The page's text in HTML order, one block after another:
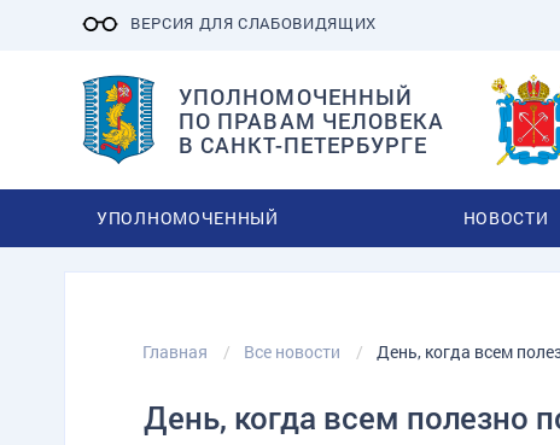
ВЕРСИЯ ДЛЯ СЛАБОВИДЯЩИХ
УПОЛНОМОЧЕННЫЙ
ПО ПРАВАМ ЧЕЛОВЕКА
В САНКТ-ПЕТЕРБУРГЕ
УПОЛНОМОЧЕННЫЙ НОВОСТИ
Главная Все новости День, когда всем
День, когда всем полезно